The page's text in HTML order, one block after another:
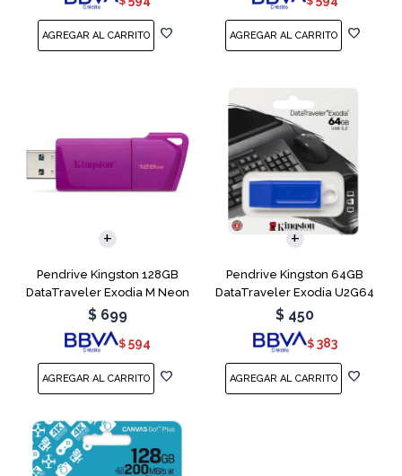
Pendrive Kingston 128GB
DataTraveler Exodia M Neon
Purple
$ 699
$ 594
Pendrive Kingston 64GB
DataTraveler Exodia U2G64
Blue
$ 450
$ 383